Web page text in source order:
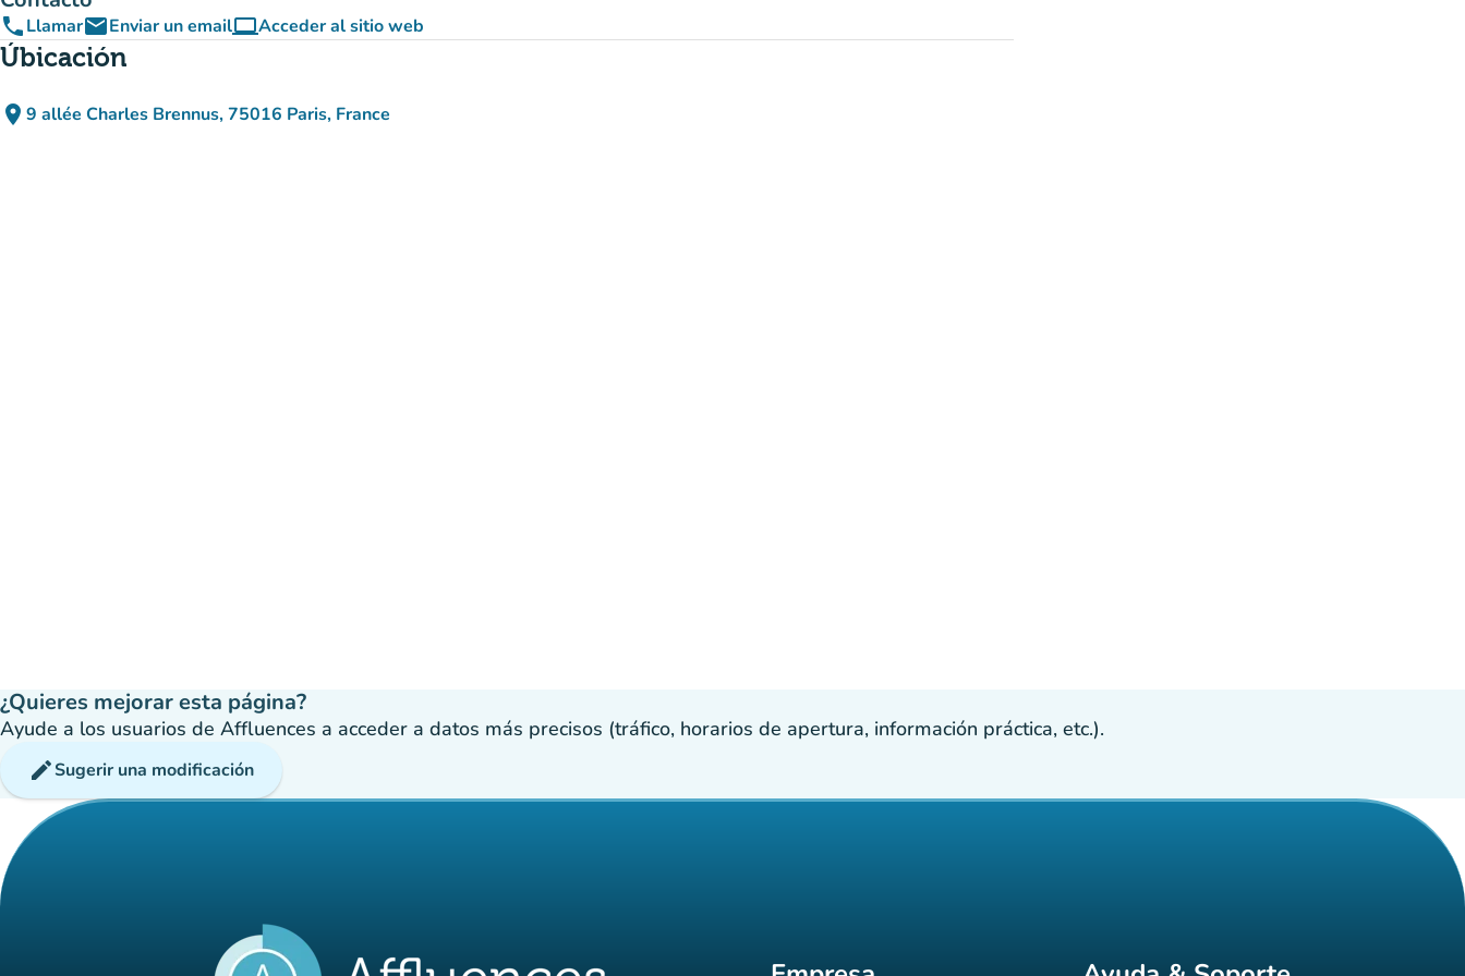
phoneLlamaremailEnviar un emailcomputerAcceder al sitio web
(nueva pestaña)
Úbicación
place 9 allée Charles Brennus, 75016 Paris, France
(abrir en Google Maps)
(nueva pestaña)
¿Quieres mejorar esta página?
Ayude a los usuarios de Affluences a acceder a datos más precisos (tráfico, horarios de apertura, información práctica, etc.).
editSugerir una modificación